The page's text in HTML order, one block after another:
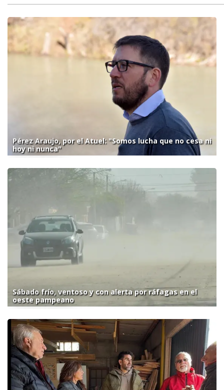
Pérez Araujo, por el Atuel: "Somos lucha que no cesa ni
hoy ni nunca"
Sábado frío, ventoso y con alerta por ráfagas en el
oeste pampeano